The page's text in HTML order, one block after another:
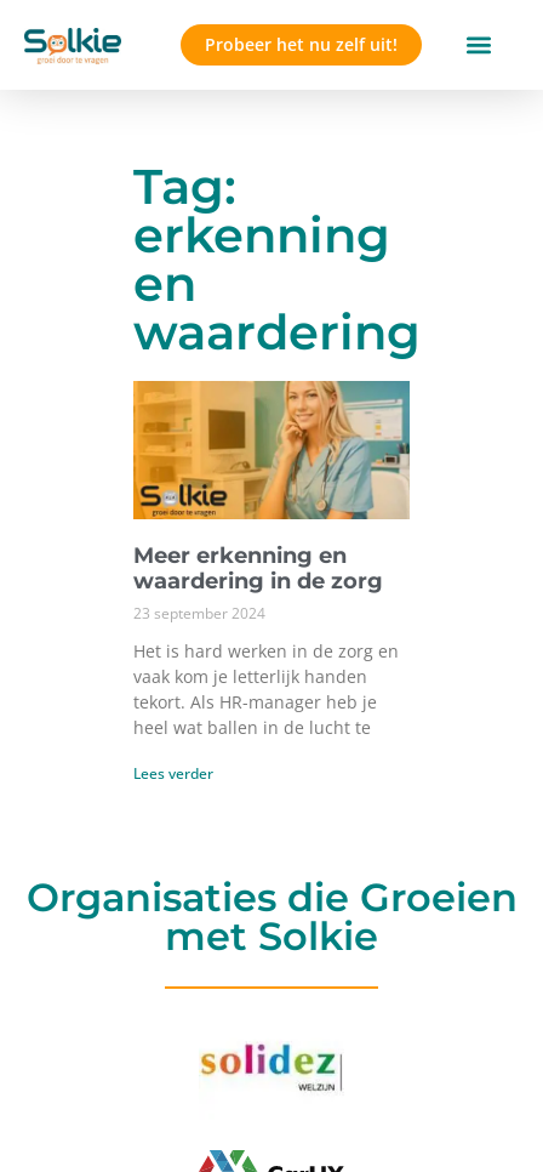
Probeer het nu zelf uit!
Tag:
erkenning
en
waardering
Meer erkenning en
waardering in de zorg
23 september 2024
Het is hard werken in de zorg en
vaak kom je letterlijk handen
tekort. Als HR-manager heb je
heel wat ballen in de lucht te
Lees verder
Organisaties die Groeien
met Solkie